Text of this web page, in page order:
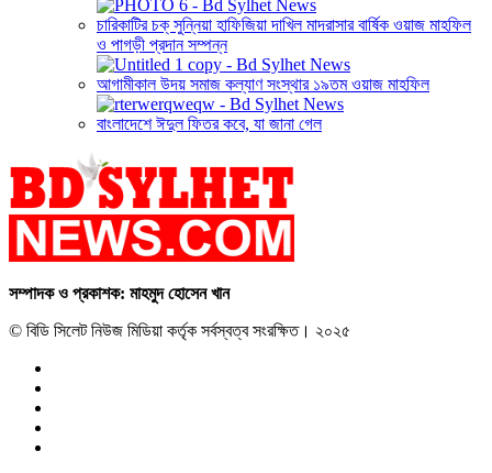
চারিকাটির চক্ সুন্নিয়া হাফিজিয়া দাখিল মাদরাসার বার্ষিক ওয়াজ মাহফিল
ও পাগড়ী প্রদান সম্পন্ন
আগামীকাল উদয় সমাজ কল্যাণ সংস্থার ১৯তম ওয়াজ মাহফিল
বাংলাদেশে ঈদুল ফিতর কবে, যা জানা গেল
সম্পাদক ও প্রকাশক: মাহমুদ হোসেন খান
© বিডি সিলেট নিউজ মিডিয়া কর্তৃক সর্বস্বত্ব সংরক্ষিত। ২০২৫